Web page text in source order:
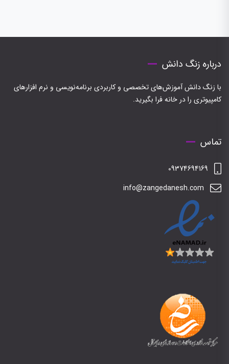
درباره زنگ دانش
با زنگ دانش آموزش‌های تخصصی و کاربردی برنامه‌نویسی و نرم افزارهای
کامپیوتری را در خانه فرا بگیرید.
تماس
09374694169
info@zangedanesh.com